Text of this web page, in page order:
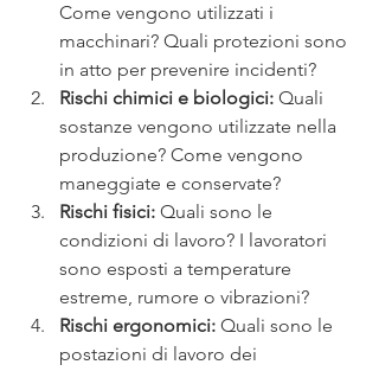
Come vengono utilizzati i
macchinari? Quali protezioni sono
in atto per prevenire incidenti?
Rischi chimici e biologici: Quali
sostanze vengono utilizzate nella
produzione? Come vengono
maneggiate e conservate?
Rischi fisici: Quali sono le
condizioni di lavoro? I lavoratori
sono esposti a temperature
estreme, rumore o vibrazioni?
Rischi ergonomici: Quali sono le
postazioni di lavoro dei